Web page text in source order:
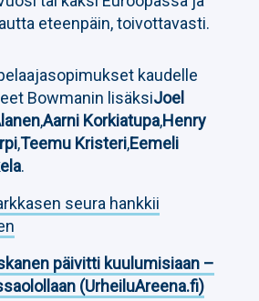
eteenpäin, toivottavasti.
kaudelle
Bowmanin lisäksiJoel
,Aarni Korkiatupa,Henry
,Teemu Kristeri,Eemeli
.
seura hankkii
päivitti kuulumisiaan –
(UrheiluAreena.fi)